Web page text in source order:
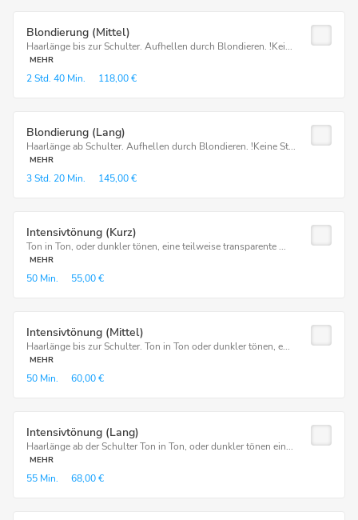
Blondierung (Mittel)
Haarlänge bis zur Schulter. Aufhellen durch Blondieren. !Kei...
MEHR
2 Std. 40 Min. 118,00 €
Blondierung (Lang)
Haarlänge ab Schulter. Aufhellen durch Blondieren. !Keine St...
MEHR
3 Std. 20 Min. 145,00 €
Intensivtönung (Kurz)
Ton in Ton, oder dunkler tönen, eine teilweise transparente ...
MEHR
50 Min. 55,00 €
Intensivtönung (Mittel)
Haarlänge bis zur Schulter. Ton in Ton oder dunkler tönen, e...
MEHR
50 Min. 60,00 €
Intensivtönung (Lang)
Haarlänge ab der Schulter Ton in Ton, oder dunkler tönen ein...
MEHR
55 Min. 68,00 €